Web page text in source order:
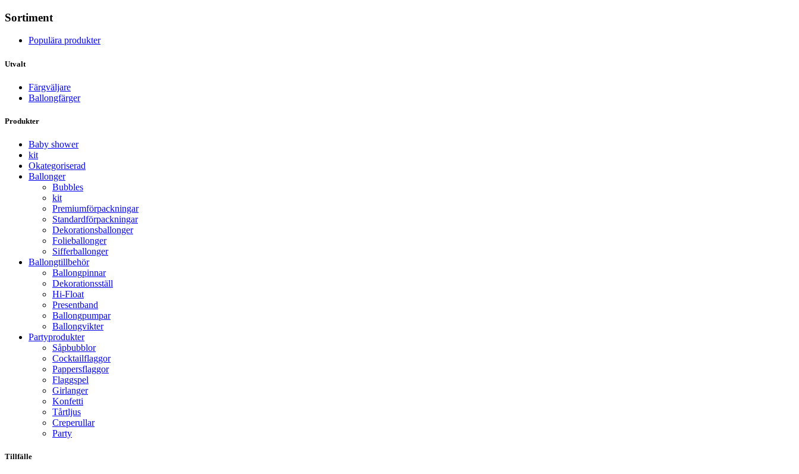
Sortiment
Populära produkter
Utvalt
Färgväljare
Ballongfärger
Produkter
Baby shower
kit
Okategoriserad
Ballonger
Bubbles
kit
Premium­förpackningar
Standard­­förpackningar
Dekorations­ballonger
Folie­­­ballonger
Siffer­­ballonger
Ballong­tillbehör
Ballongpinnar
Dekorationsställ
Hi-Float
Presentband
Ballongpumpar
Ballong­vikter
Party­­produkter
Såpbubblor
Cocktail­flaggor
Pappers­flaggor
Flaggspel
Girlanger
Konfetti
Tårtljus
Creperullar
Party
Tillfälle